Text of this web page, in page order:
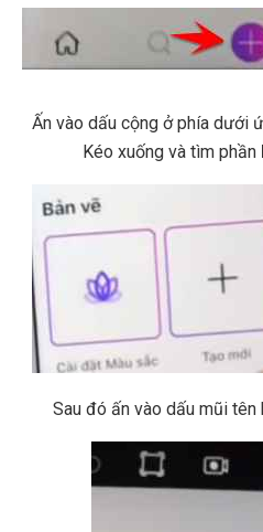
Ấn vào dấu cộng ở phía dưới
Kéo xuống và tìm phần
Sau đó ấn vào dấu mũi tên